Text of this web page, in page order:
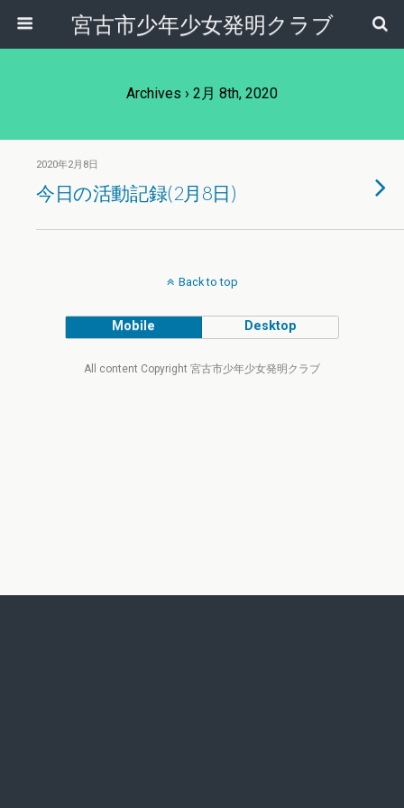
宮古市少年少女発明クラブ
Archives › 2月 8th, 2020
2020年2月8日
今日の活動記録(2月8日)
Back to top
Mobile Desktop
All content Copyright 宮古市少年少女発明クラブ